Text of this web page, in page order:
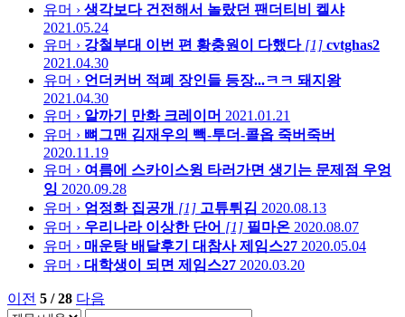
유머 › 생각보다 건전해서 놀랐던 팬더티비
켈샤
2021.05.24
유머 › 강철부대 이번 편 황충원이 다했다 [1] cvtghas2
2021.04.30
유머 › 언더커버 적폐 장인들 등장...ㅋㅋ 돼지왕
2021.04.30
유머 › 알까기 만화 크레이머 2021.01.21
유머 › 뼈그맨 김재우의 빽-투더-콜옵 죽버죽버
2020.11.19
유머 › 여름에 스카이스윙 타러가면 생기는 문제점 우엉
잉 2020.09.28
유머 › 엄정화 집공개 [1] 고튜튀김 2020.08.13
유머 › 우리나라 이상한 단어 [1] 필마온 2020.08.07
유머 › 매운탕 배달후기 대참사 제임스27 2020.05.04
유머 › 대학생이 되면 제임스27 2020.03.20
이전 5 / 28 다음